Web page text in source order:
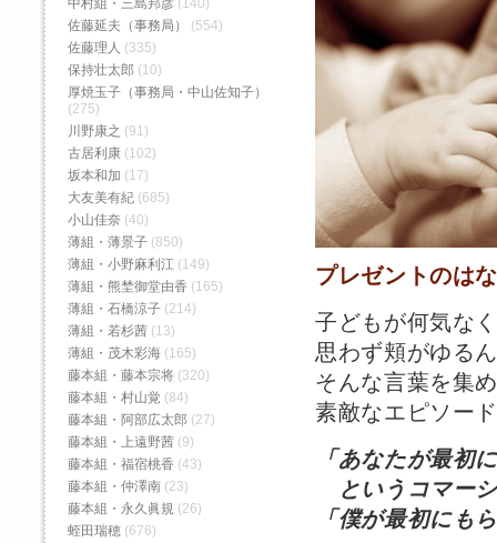
プレゼントのは
子どもが何気な
思わず頬がゆる
そんな言葉を集
素敵なエピソー
「あなたが最初
というコマー
「僕が最初にも
中村組・三島邦彦 (140)
佐藤延夫（事務局）
(554)
佐藤理人 (335)
保持壮太郎 (10)
厚焼玉子（事務局・中山佐知子）
(275)
川野康之 (91)
古居利康 (102)
坂本和加 (17)
大友美有紀 (685)
小山佳奈 (40)
薄組・薄景子 (850)
薄組・小野麻利江 (149)
薄組・熊埜御堂由香 (165)
薄組・石橋涼子 (214)
薄組・若杉茜 (13)
薄組・茂木彩海 (165)
藤本組・藤本宗将 (320)
藤本組・村山覚 (84)
藤本組・阿部広太郎 (27)
藤本組・上遠野茜 (9)
藤本組・福宿桃香‬ (43)
藤本組・仲澤南 (23)
藤本組・永久眞規 (26)
蛭田瑞穂 (676)